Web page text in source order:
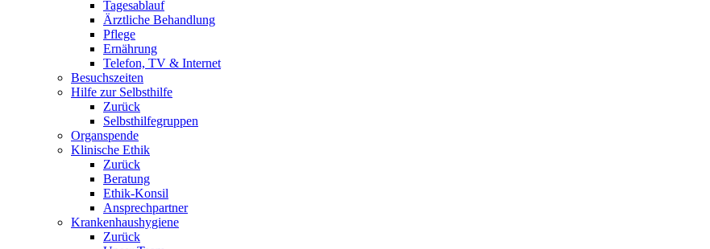
Tagesablauf
Ärztliche Behandlung
Pflege
Ernährung
Telefon, TV & Internet
Besuchszeiten
Hilfe zur Selbsthilfe
Zurück
Selbsthilfegruppen
Organspende
Klinische Ethik
Zurück
Beratung
Ethik-Konsil
Ansprechpartner
Krankenhaushygiene
Zurück